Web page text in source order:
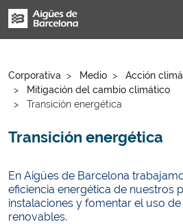
Corporativa Medio
Acción
Mitigación del cambio climático
Transición energética
Transición energética
En Aigües de Barcelona
eficiencia energética de nuestros
instalaciones y fomentar el uso
renovables.